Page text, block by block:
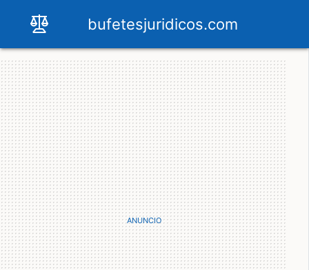
bufetesjuridicos.com